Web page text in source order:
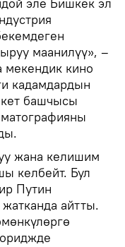
маанилүү», –
мекендик кино
кадамдардын
башчысы
жана келишим
келбейт. Бул
Путин
айтты.